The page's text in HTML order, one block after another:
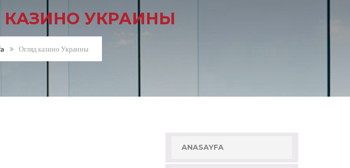
КАЗИНО УКРАИНЫ
Огляд казино Украины
ANASAYFA